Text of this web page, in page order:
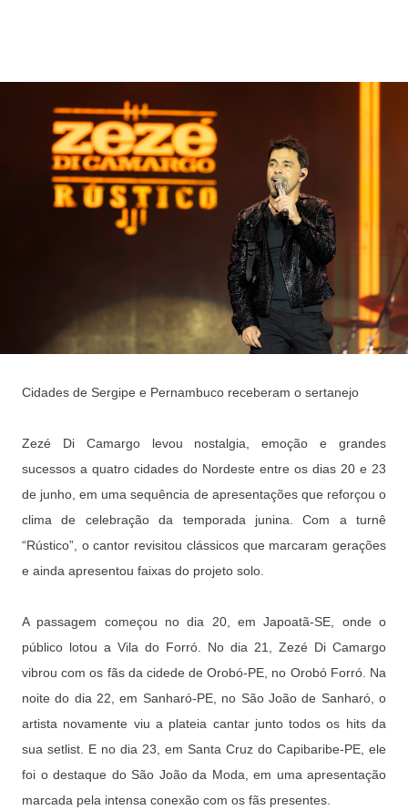
Cidades de Sergipe e Pernambuco receberam o sertanejo
Zezé Di Camargo levou nostalgia, emoção e grandes
sucessos a quatro cidades do Nordeste entre os dias 20 e 23
de junho, em uma sequência de apresentações que reforçou o
clima de celebração da temporada junina. Com a turnê
“Rústico”, o cantor revisitou clássicos que marcaram gerações
e ainda apresentou faixas do projeto solo.
A passagem começou no dia 20, em Japoatã-SE, onde o
público lotou a Vila do Forró. No dia 21, Zezé Di Camargo
vibrou com os fãs da cidede de Orobó-PE, no Orobó Forró. Na
noite do dia 22, em Sanharó-PE, no São João de Sanharó, o
artista novamente viu a plateia cantar junto todos os hits da
sua setlist. E no dia 23, em Santa Cruz do Capibaribe-PE, ele
foi o destaque do São João da Moda, em uma apresentação
marcada pela intensa conexão com os fãs presentes.